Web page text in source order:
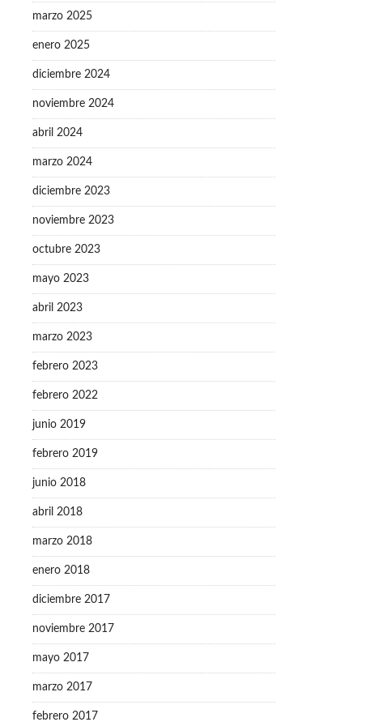
marzo 2025
enero 2025
diciembre 2024
noviembre 2024
abril 2024
marzo 2024
diciembre 2023
noviembre 2023
octubre 2023
mayo 2023
abril 2023
marzo 2023
febrero 2023
febrero 2022
junio 2019
febrero 2019
junio 2018
abril 2018
marzo 2018
enero 2018
diciembre 2017
noviembre 2017
mayo 2017
marzo 2017
febrero 2017